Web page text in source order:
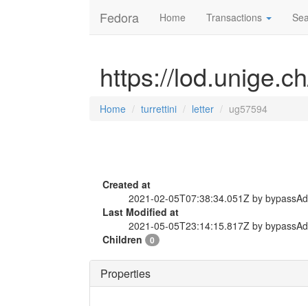
Fedora Home Transactions
https://
Home turrettini letter ug57594
Created at
2021-02-05T07:38:34.051Z by
Last Modified at
2021-05-05T23:14:15.817Z by
Children
0
Properties